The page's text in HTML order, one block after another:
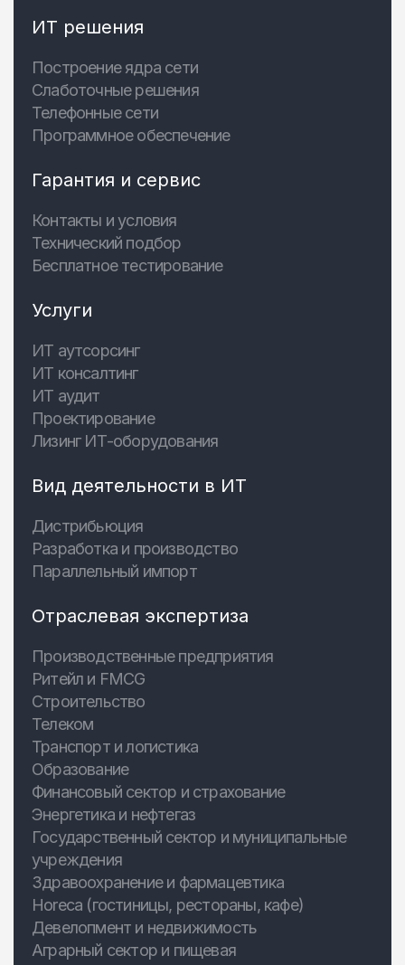
ИТ решения
Построение ядра сети
Слаботочные решения
Телефонные сети
Программное обеспечение
Гарантия и сервис
Контакты и условия
Технический подбор
Бесплатное тестирование
Услуги
ИТ аутсорсинг
ИТ консалтинг
ИТ аудит
Проектирование
Лизинг ИТ-оборудования
Вид деятельности в ИТ
Дистрибьюция
Разработка и производство
Параллельный импорт
Отраслевая экспертиза
Производственные предприятия
Ритейл и FMCG
Строительство
Телеком
Транспорт и логистика
Образование
Финансовый сектор и страхование
Энергетика и нефтегаз
Государственный сектор и муниципальные
учреждения
Здравоохранение и фармацевтика
Horeca (гостиницы, рестораны, кафе)
Девелопмент и недвижимость
Аграрный сектор и пищевая